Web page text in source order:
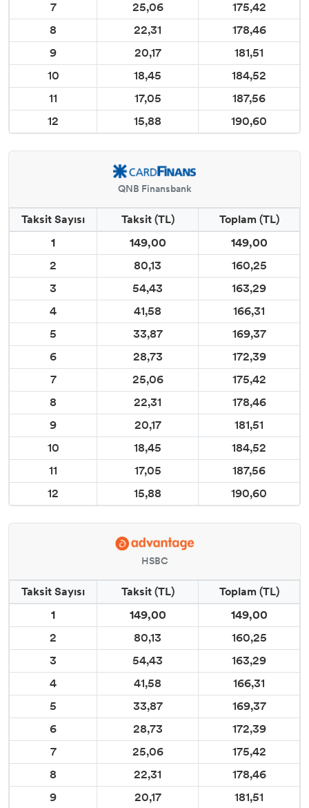
7 25,06
175,42
8
22,31
178,46
9
20,17
181,51
10
18,45
184,52
11
17,05
187,56
12
15,88 190,60
QNB Finansbank
Taksit Sayısı Taksit (TL)
Toplam (TL)
1
149,00
149,00
2
80,13
160,25
3
54,43
163,29
4
41,58
166,31
5
33,87
169,37
6
28,73
172,39
7
25,06
175,42
8
22,31
178,46
9
20,17
181,51
10
18,45
184,52
11
17,05
187,56
12
15,88 190,60
HSBC
Taksit Sayısı Taksit (TL)
Toplam (TL)
1
149,00
149,00
2
80,13
160,25
3
54,43
163,29
4
41,58
166,31
5
33,87
169,37
6
28,73
172,39
7
25,06
175,42
8
22,31
178,46
9
20,17
181,51